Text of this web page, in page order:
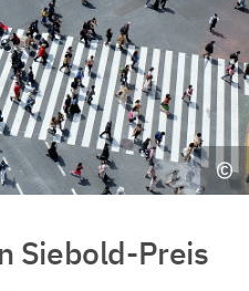
Siebold-Preis